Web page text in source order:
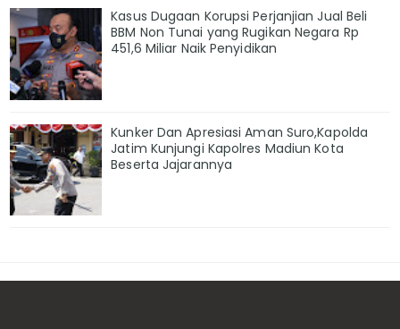
Kasus Dugaan Korupsi Perjanjian Jual Beli
BBM Non Tunai yang Rugikan Negara Rp
451,6 Miliar Naik Penyidikan
Kunker Dan Apresiasi Aman Suro,Kapolda
Jatim Kunjungi Kapolres Madiun Kota
Beserta Jajarannya